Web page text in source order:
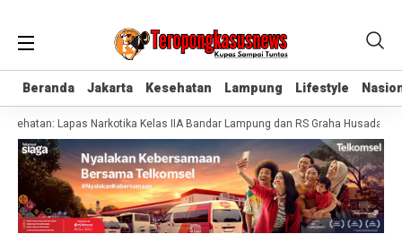
Beranda Jakarta Kesehatan Lampung Lifestyle
Beranda Jakarta Kesehatan Lampung Lifestyle
Lapas Narkotika Kelas IIA Bandar Lampung dan RS Graha Husada